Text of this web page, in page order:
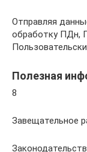
Отправляя
обработку ПДн,
Полезная
8
Завещательное